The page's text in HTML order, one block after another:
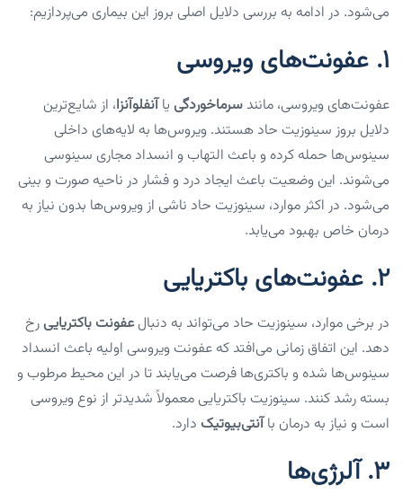
می‌شود. در ادامه به بررسی دلایل اصلی بروز این بیماری می‌پردازیم:
1. عفونت‌های ویروسی
عفونت‌های ویروسی، مانند سرماخوردگی یاآنفلوآنزا، از شایع‌ترین
دلایل بروز سینوزیت حاد هستند. ویروس‌ها به لایه‌های داخلی
سینوس‌ها حمله کرده و باعث التهاب و انسداد مجاری سینوسی
می‌شوند. این وضعیت باعث ایجاد درد و فشار در ناحیه صورت و بینی
می‌شود. در اکثر موارد، سینوزیت حاد ناشی از ویروس‌ها بدون نیاز به
درمان خاص بهبود می‌یابد.
2. عفونت‌های باکتریایی
در برخی موارد، سینوزیت حاد می‌تواند به دنبالعفونت باکتریاییرخ
دهد. این اتفاق زمانی می‌افتد که عفونت ویروسی اولیه باعث انسداد
سینوس‌ها شده و باکتری‌ها فرصت می‌یابند تا در این محیط مرطوب و
بسته رشد کنند. سینوزیت باکتریایی معمولاً شدیدتر از نوع ویروسی
است و نیاز به درمان باآنتی‌بیوتیک دارد.
3. آلرژی‌ها